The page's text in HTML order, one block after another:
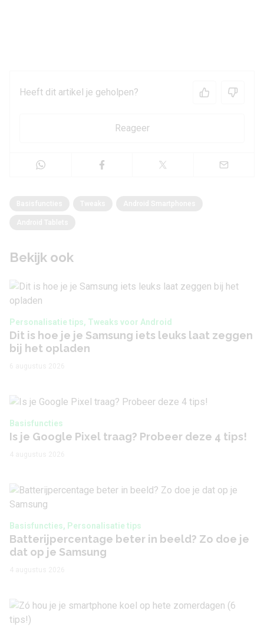
Heeft dit artikel je geholpen?
Reageer
Bekijk ook
Personalisatie tips, Tweaks voor Android
Dit is hoe je je Samsung iets leuks laat zeggen
bij het opladen
Basisfuncties
Is je Google Pixel traag? Probeer deze 4 tips!
Basisfuncties, Personalisatie tips
Batterijpercentage beter in beeld? Zo doe je
dat op je Samsung